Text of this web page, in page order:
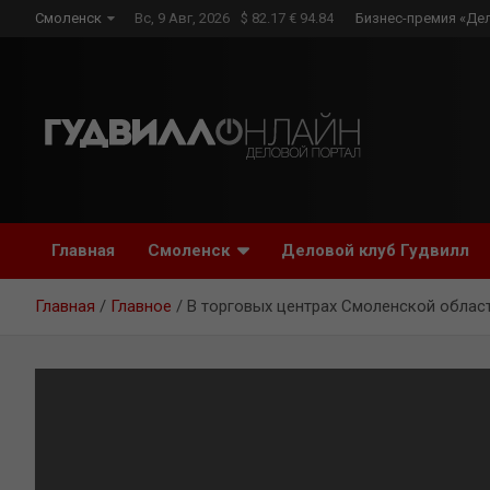
Смоленск Вс, 9 Авг, 2026 $ 82.17 € 94.84 Бизнес-премия
Главная Смоленск Деловой клуб Гудвилл
Главная Главное В торговых центрах Смоленской